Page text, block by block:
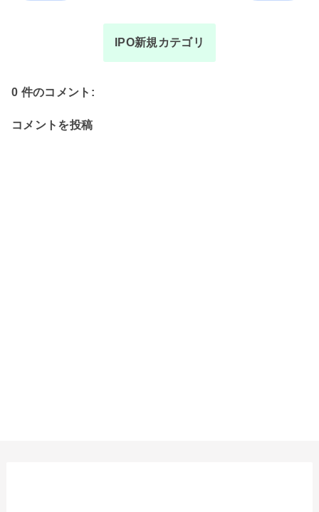
IPO新規カテゴリ
0 件のコメント:
コメントを投稿